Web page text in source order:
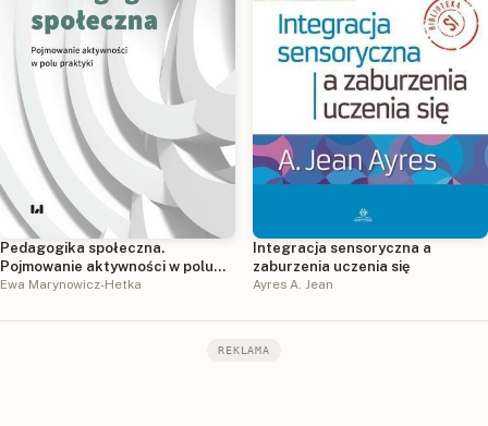
Pedagogika społeczna.
Pojmowanie aktywności w polu
praktyki
Ewa Marynowicz-Hetka
Integracja sensoryczna a
zaburzenia uczenia się
Ayres A. Jean
REKLAMA